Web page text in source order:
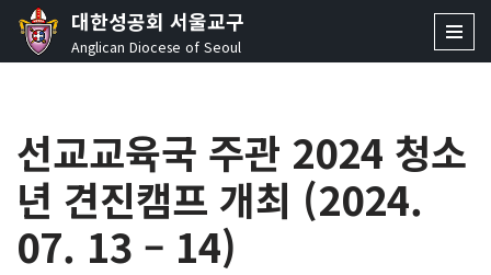
콘
로
건
너
뛰
기
대한성공회 서울교구
Anglican Diocese of Seoul
선교교육국 주관 2024 청소
년 견진캠프 개최 (2024.
07. 13 – 14)